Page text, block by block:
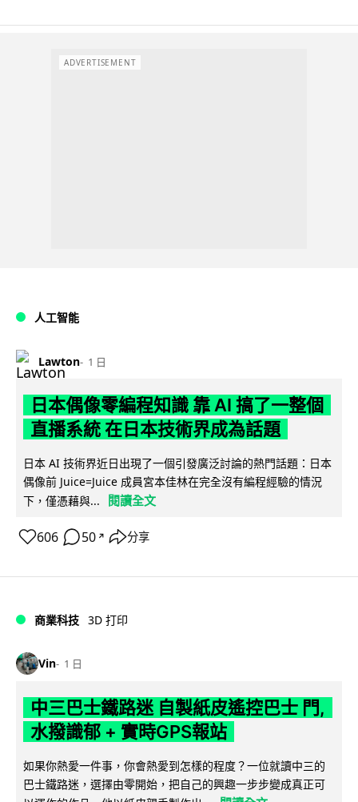
ADVERTISEMENT
人工智能
Lawton 1 日
日本偶像零編程知識 靠 AI 搞了一整個
直播系統 在日本技術界成為話題
日本 AI 技術界近日出現了一個引發廣泛討論的熱門話題：日本
偶像前 Juice=Juice 成員宮本佳林在完全沒有編程經驗的情況
下，僅憑藉與...
閱讀全文
606 50 ↗ 分享
商業科技 3D 打印
Vin 1 日
中三巴士鐵路迷 自製紙皮遙控巴士 門,
水撥識郁 + 實時GPS報站
如果你熱愛一件事，你會熱愛到怎樣的程度？一位就讀中三的
巴士鐵路迷，選擇由零開始，把自己的興趣一步步變成真正可